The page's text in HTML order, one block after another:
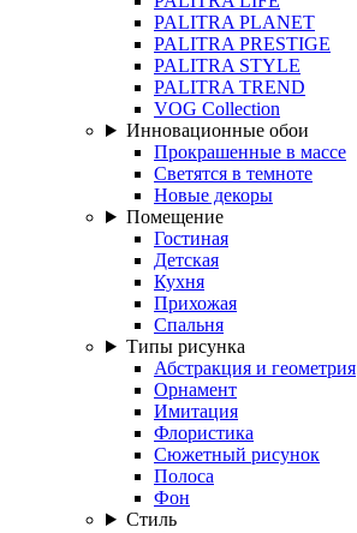
PALITRA PLANET
PALITRA PRESTIGE
PALITRA STYLE
PALITRA TREND
VOG Collection
Инновационные обои
Прокрашенные в массе
Светятся в темноте
Новые декоры
Помещение
Гостиная
Детская
Кухня
Прихожая
Спальня
Типы рисунка
Абстракция и геометрия
Орнамент
Имитация
Флористика
Сюжетный рисунок
Полоса
Фон
Стиль